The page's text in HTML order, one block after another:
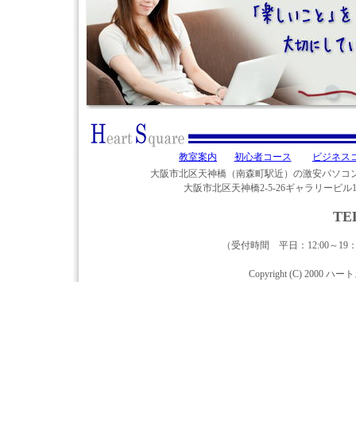
教室案内 初心者コース
ビジネス
大阪市北区天神橋（南森町駅近）の激安パ
大阪市北区天神橋2-5-26ギャラリービ
（受付時間 平日：12:00～
Copyright (C) 2000 ハー